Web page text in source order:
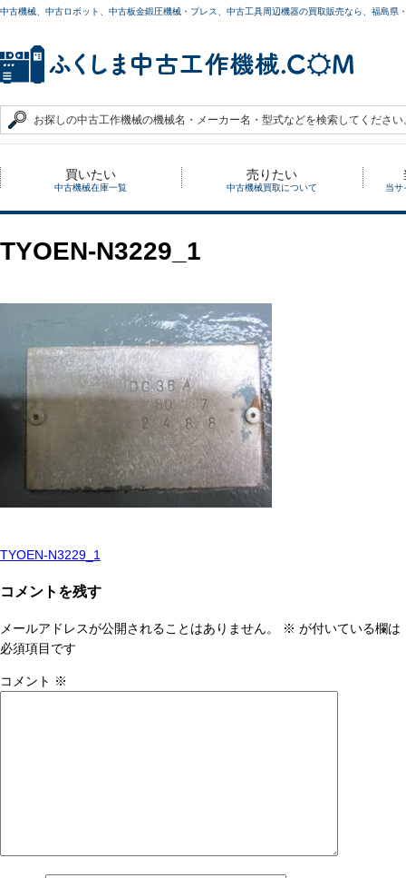
中古機械、中古ロボット、中古板金鍛圧機械・プレス、中古工具周辺機器の買取販売なら、福島
買いたい
中古機械在庫一覧
売りたい
中古機械買取について 当サ
TYOEN-N3229_1
投
稿
ナ
ビ
ゲ
TYOEN-N3229_1
コメントを残す
メールアドレスが公開されることはありません。 ※ が付いている欄は
必須項目です
コメント ※